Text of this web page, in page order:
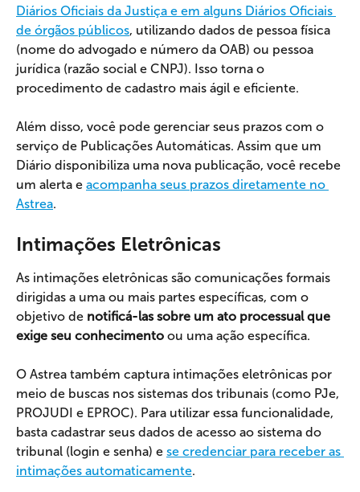
Diários Oficiais da Justiça e em alguns Diários Oficiais
de órgãos públicos, utilizando dados de pessoa física
(nome do advogado e número da OAB) ou pessoa
jurídica (razão social e CNPJ). Isso torna o
procedimento de cadastro mais ágil e eficiente.
Além disso, você pode gerenciar seus prazos com o
serviço de Publicações Automáticas. Assim que um
Diário disponibiliza uma nova publicação, você recebe
um alerta e acompanha seus prazos diretamente no
Astrea.
Intimações Eletrônicas
As intimações eletrônicas são comunicações formais
dirigidas a uma ou mais partes específicas, com o
objetivo de notificá-las sobre um ato processual que
exige seu conhecimento ou uma ação específica.
O Astrea também captura intimações eletrônicas por
meio de buscas nos sistemas dos tribunais (como PJe,
PROJUDI e EPROC). Para utilizar essa funcionalidade,
basta cadastrar seus dados de acesso ao sistema do
tribunal (login e senha) e se credenciar para receber as
intimações automaticamente.